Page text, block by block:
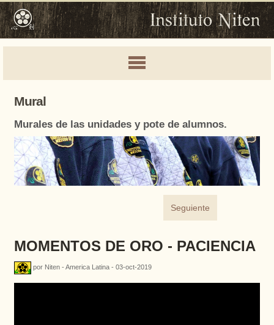
Mural
Murales de las unidades y pote de alumnos.
Seguiente
MOMENTOS DE ORO - PACIENCIA
por Niten - America Latina - 03-oct-2019